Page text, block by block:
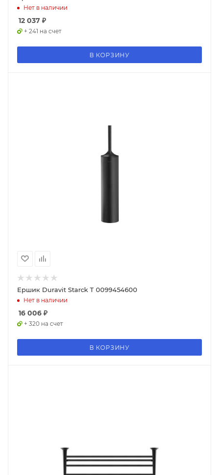
Нет в наличии
12 037 ₽
+ 241 на счет
В КОРЗИНУ
Ершик Duravit Starck T 0099454600
Нет в наличии
16 006 ₽
+ 320 на счет
В КОРЗИНУ